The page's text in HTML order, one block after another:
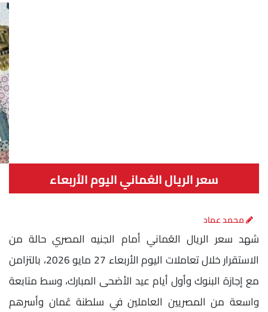
سعر الريال العُماني اليوم الأربعاء
محمد عماد
شهد سعر الريال العُماني أمام الجنيه المصري حالة من
الاستقرار خلال تعاملات اليوم الأربعاء 27 مايو 2026، بالتزامن
مع إجازة البنوك وأول أيام عيد الأضحى المبارك، وسط متابعة
واسعة من المصريين العاملين في سلطنة عُمان وأسرهم